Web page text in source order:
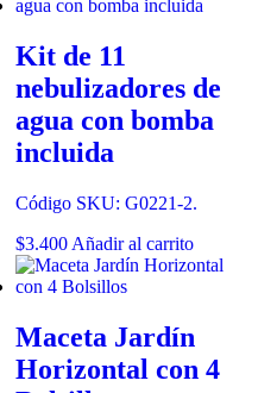
Kit de 11
nebulizadores de
agua con bomba
incluida
Código SKU: G0221-2.
$3.400 Añadir al carrito
Maceta Jardín
Horizontal con 4